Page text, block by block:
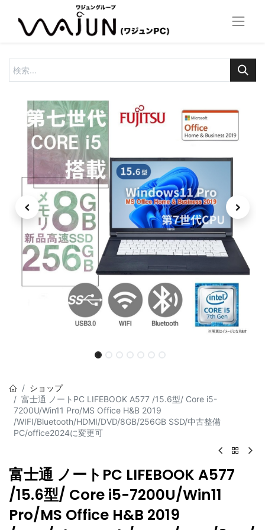
ショップ
富士通 ノートPC LIFEBOOK A577 /15.6型/ Core i5-
7200U/Win11 Pro/MS Office H&B 2019
/WIFI/Bluetooth/HDMI/DVD/8GB/256GB SSD/中古整備
PC/office2024に変更可
富士通 ノートPC LIFEBOOK A577
/15.6型/ Core i5-7200U/Win11
Pro/MS Office H&B 2019